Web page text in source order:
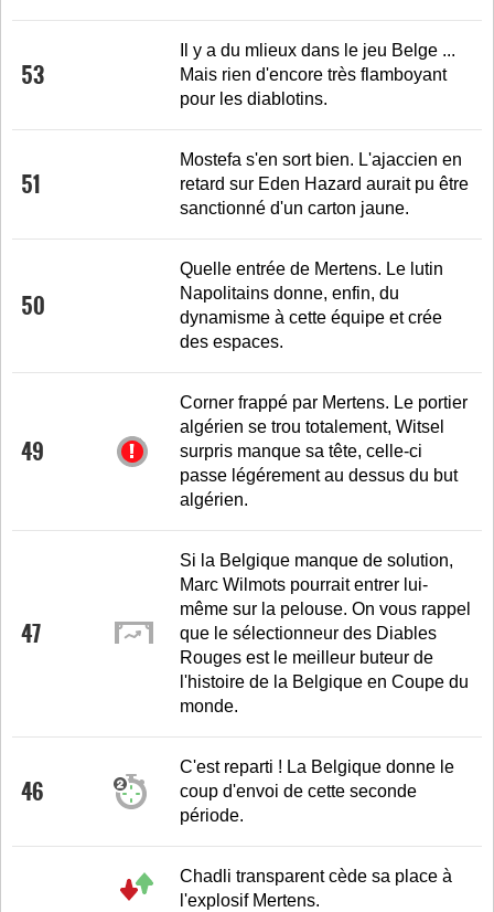
53
Il y a du mlieux dans le jeu Belge ...
Mais rien d'encore très flamboyant
pour les diablotins.
51
Mostefa s'en sort bien. L'ajaccien en
retard sur Eden Hazard aurait pu être
sanctionné d'un carton jaune.
50
Quelle entrée de Mertens. Le lutin
Napolitains donne, enfin, du
dynamisme à cette équipe et crée
des espaces.
49
Corner frappé par Mertens. Le portier
algérien se trou totalement, Witsel
surpris manque sa tête, celle-ci
passe légérement au dessus du but
algérien.
47
Si la Belgique manque de solution,
Marc Wilmots pourrait entrer lui-
même sur la pelouse. On vous rappel
que le sélectionneur des Diables
Rouges est le meilleur buteur de
l'histoire de la Belgique en Coupe du
monde.
46
C'est reparti ! La Belgique donne le
coup d'envoi de cette seconde
période.
Chadli transparent cède sa place à
l'explosif Mertens.